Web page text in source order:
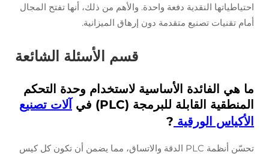
احتياطياتها النقدية دفعة واحدة. والأهم من ذلك، أنها تفتح المجال
أمام تقنيات تصنيع متقدمة دون إرهاق الميزانية.
قسم الأسئلة الشائعة
ما هي الفائدة الأساسية لاستخدام وحدة التحكم
المنطقية القابلة للبرمجة (PLC) في
آلات تصنيع
الأكياس الورقية ?
تحسّن أنظمة PLC الدقة والاتساق، مما يضمن أن تكون كل كيس